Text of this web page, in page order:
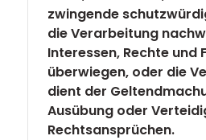
zwingende
die Verarbeitung
Interessen, Rechte und
überwiegen, oder die
dient der
Ausübung oder
Rechtsansprüchen.